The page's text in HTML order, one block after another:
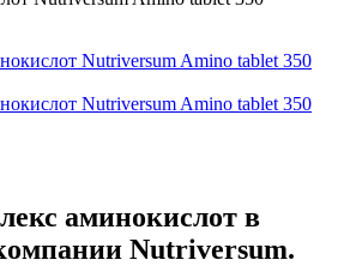
аминокислот в
Nutriversum.